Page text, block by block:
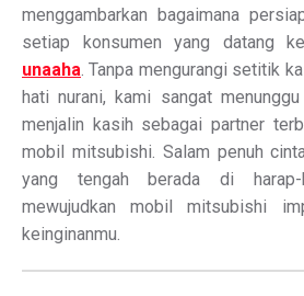
menggambarkan bagaimana
setiap konsumen yang datang
unaaha. Tanpa mengurangi setitik
hati nurani, kami sangat
menjalin kasih sebagai partner
mobil mitsubishi. Salam penuh
yang tengah berada di harap-
mewujudkan mobil mitsubishi
keinginanmu.